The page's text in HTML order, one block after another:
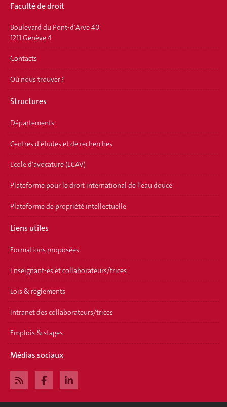
Faculté de droit
Boulevard du Pont-d'Arve 40
1211 Genève 4
Contacts
Où nous trouver ?
Structures
Départements
Centres d'études et de recherches
Ecole d'avocature (ECAV)
Plateforme pour le droit international de l'eau douce
Plateforme de propriété intellectuelle
Liens utiles
Formations proposées
Enseignant-es et collaborateurs/trices
Lois & règlements
Intranet des collaborateurs/trices
Emplois & stages
Médias sociaux